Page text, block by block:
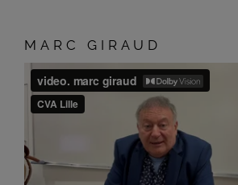
MARC GIRAUD